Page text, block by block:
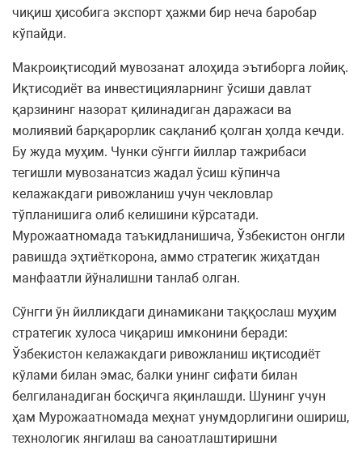
чиқиш ҳисобига экспорт ҳажми бир неча баробар
кўпайди.
Макроиқтисодий мувозанат алоҳида эътиборга лойиқ.
Иқтисодиёт ва инвестицияларнинг ўсиши давлат
қарзининг назорат қилинадиган даражаси ва
молиявий барқарорлик сақланиб қолган ҳолда кечди.
Бу жуда муҳим. Чунки сўнгги йиллар тажрибаси
тегишли мувозанатсиз жадал ўсиш кўпинча
келажакдаги ривожланиш учун чекловлар
тўпланишига олиб келишини кўрсатади.
Мурожаатномада таъкидланишича, Ўзбекистон онгли
равишда эҳтиёткорона, аммо стратегик жиҳатдан
манфаатли йўналишни танлаб олган.
Сўнгги ўн йилликдаги динамикани таққослаш муҳим
стратегик хулоса чиқариш имконини беради:
Ўзбекистон келажакдаги ривожланиш иқтисодиёт
кўлами билан эмас, балки унинг сифати билан
белгиланадиган босқичга яқинлашди. Шунинг учун
ҳам Мурожаатномада меҳнат унумдорлигини ошириш,
технологик янгилаш ва саноатлаштиришни